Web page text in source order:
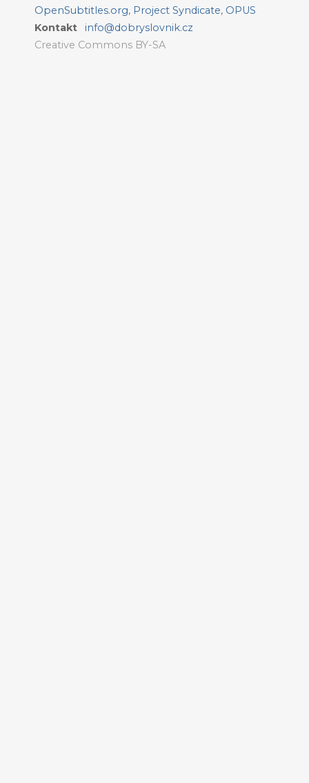
OpenSubtitles.org, Project Syndicate, OPUS
Kontakt
info@dobryslovnik.cz
Creative Commons BY-SA